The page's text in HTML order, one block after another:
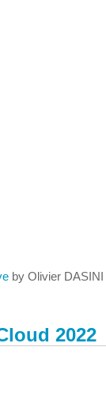
by Olivier DASINI
2022